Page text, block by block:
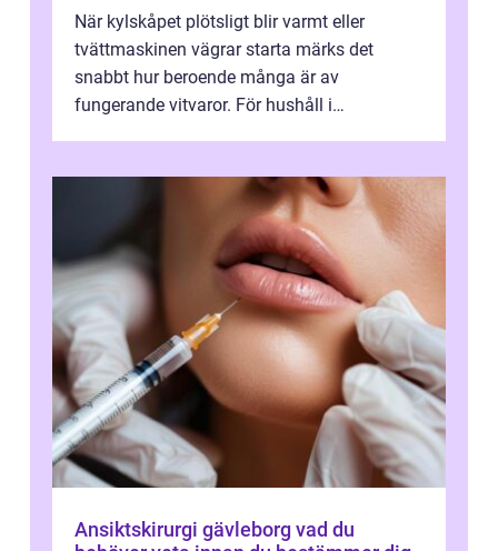
När kylskåpet plötsligt blir varmt eller
tvättmaskinen vägrar starta märks det
snabbt hur beroende många är av
fungerande vitvaror. För hushåll i
Ansiktskirurgi gävleborg vad du